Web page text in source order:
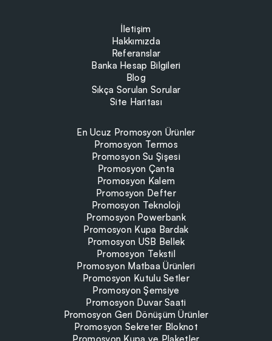
Hakkımızda
Referanslar
Banka Hesap Bilgileri
Blog
Sıkça Sorulan Sorular
Site Haritası
Promosyon Termos
Promosyon Su Şişesi
Promosyon Çanta
Promosyon Kalem
Promosyon Defter
Promosyon Teknoloji
Promosyon Powerbank
Promosyon Kupa Bardak
Promosyon USB Bellek
Promosyon Tekstil
Promosyon Matbaa Ürünleri
Promosyon Kutulu Setler
Promosyon Şemsiye
Promosyon Duvar Saati
Promosyon Geri Dönüşüm Ürünler
Promosyon Sekreter Bloknot
Promosyon Kupa ve Plaketler